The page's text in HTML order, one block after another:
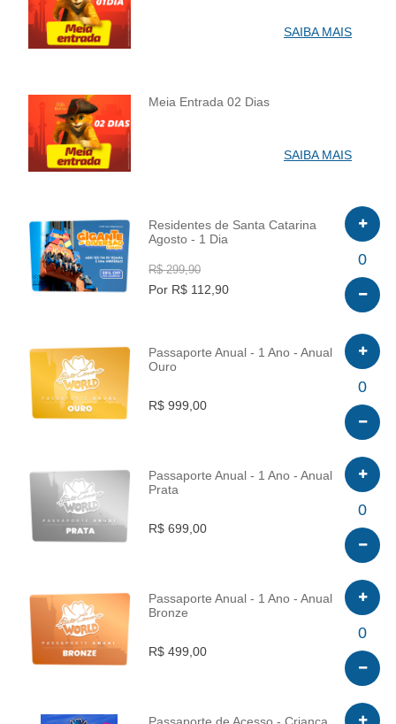
INFO
SAIBA MAIS
INFO
Meia Entrada 02 Dias
SAIBA MAIS
INFO
Residentes de Santa Catarina
Agosto - 1 Dia
R$ 299,90
Por R$ 112,90
0
INFO
Passaporte Anual - 1 Ano - Anual
Ouro
R$ 999,00
0
INFO
Passaporte Anual - 1 Ano - Anual
Prata
R$ 699,00
0
INFO
Passaporte Anual - 1 Ano - Anual
Bronze
R$ 499,00
0